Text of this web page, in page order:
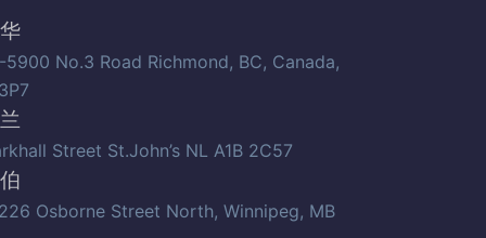
5900 No.3 Road Richmond, BC, Canada,
Street St.John’s NL A1B 2C57
Osborne Street North, Winnipeg, MB